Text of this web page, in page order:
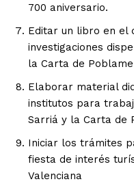
700 aniversario.
Editar un libro en el
investigaciones
la Carta de
Elaborar material
institutos para
Sarriá y la Carta de
Iniciar los trámites
fiesta de interés
Valenciana